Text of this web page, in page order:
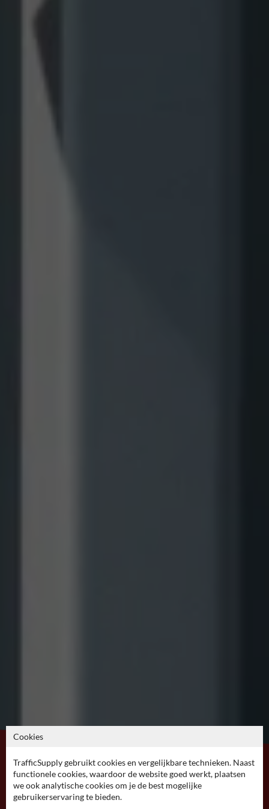
Cameratoezicht borden
kopen?
Cookies
TrafficSupply gebruikt cookies en vergelijkbare technieken. Naast
functionele cookies, waardoor de website goed werkt, plaatsen
we ook analytische cookies om je de best mogelijke
gebruikerservaring te bieden.